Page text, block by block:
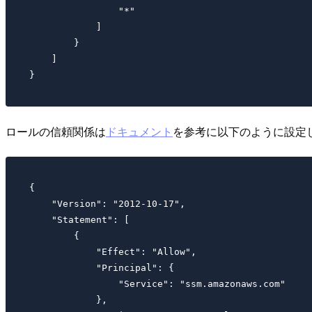
                "*"
        }
ロールの信頼関係は ドキュメント を参考に以下のように設定
{
    "Version": "2012-10-17",
    "Statement": [
        {
            "Effect": "Allow",
            "Principal": {
                "Service": "ssm.amazonaws.com"
            },